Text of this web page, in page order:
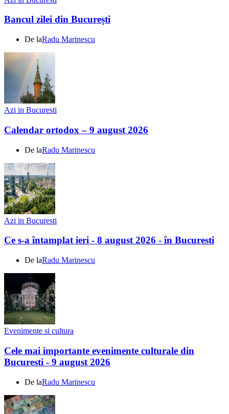
Bancul zilei din București
De laRadu Marinescu
Azi in Bucuresti
Calendar ortodox – 9 august 2026
De laRadu Marinescu
Azi in Bucuresti
Ce s-a întamplat ieri - 8 august 2026 - în Bucuresti
De laRadu Marinescu
Evenimente si cultura
Cele mai importante evenimente culturale din
Bucuresti - 9 august 2026
De laRadu Marinescu